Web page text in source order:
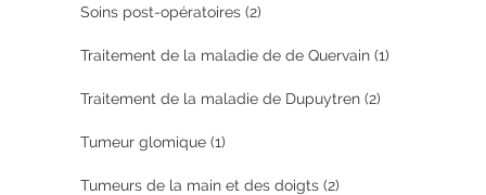
Soins post-opératoires (2)
Traitement de la maladie de de Quervain (1)
Traitement de la maladie de Dupuytren (2)
Tumeur glomique (1)
Tumeurs de la main et des doigts (2)